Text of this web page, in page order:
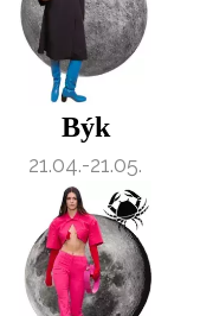
Býk
21.04.-21.05.